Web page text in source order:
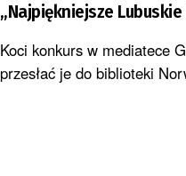
„Najpiękniejsze
Koci konkurs w mediatece
przesłać je do biblioteki